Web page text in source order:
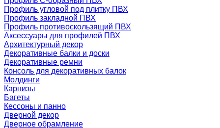
Профиль угловой под плитку ПВХ
Профиль закладной ПВХ
Профиль противоскользящий ПВХ
Аксессуары для профилей ПВХ
Архитектурный декор
Декоративные балки и доски
Декоративные ремни
Консоль для декоративных балок
Молдинги
Карнизы
Багеты
Кессоны и панно
Дверной декор
Дверное обрамление